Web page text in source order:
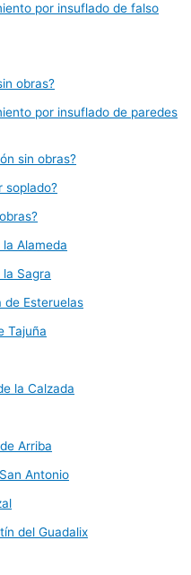
por insuflado de falso
obras?
por insuflado de paredes
sin obras?
soplado?
Alameda
Sagra
de Esteruelas
Tajuña
la Calzada
Arriba
Antonio
del Guadalix